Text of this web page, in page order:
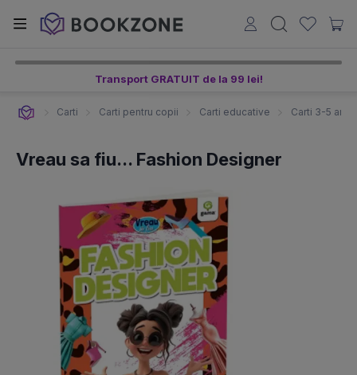
Transport GRATUIT de la 99 lei!
Carti Carti pentru copii Carti educative Carti 3-5 ani
Vreau sa fiu... Fashion Designer